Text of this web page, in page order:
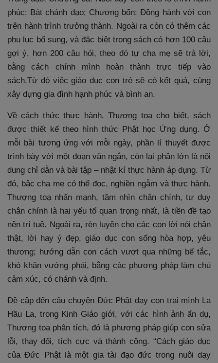
phúc: Bát chánh đạo; Chương bốn: Đồng hành với con
trên hành trình trưởng thành. Ngoài ra còn có thêm các
phụ lục bổ sung, và đặc biệt trong sách có hơn 100 câu
gợi ý, hơn 200 câu hỏi, theo đó tự cha mẹ sẽ trả lời,
bằng cách chính mình hoàn thành trực tiếp vào
sách.Từ đó việc giáo dục con trẻ sẽ có kết quả, cùng
xây dựng gia đình hạnh phúc và bình an.
Về cách thức thực hành, Thượng toạ cho biết, sách
được thiết kế theo hình thức Phật học Ứng dụng. Ở
mỗi bài tương ứng với mỗi ngày, phần lí thuyết được
trình bày với một đoạn văn ngắn, còn lại phần lớn là nội
dung chỉ dẫn và bài tập – nhật kí thực hành áp dụng. Từ
đó, bậc cha mẹ có thể đọc, nghiền ngẫm và thực hành.
Thượng toạ nhấn mạnh, tầm nhìn chân chính, tư duy
chân chính là hai yếu tố quan trọng nhất, là tiền đề tạo
nên trí tuệ. Ngoài ra, rèn luyện cho các con lời nói chân
thật, lời hay ý đẹp, giáo dục con sống hòa hợp, yêu
thương; hướng dẫn con cách vượt qua những bế tắc,
khó khăn vướng phải, bằng các phương pháp làm chủ
cảm xúc, có chánh và định.
Đề cập đến câu chuyện Đức Phật dạy con trai mình La
Hầu La, trong Kinh Giáo giới, với các hình ảnh ẩn dụ,
Thượng toạ phân tích, đó là phương pháp giúp con sửa
lỗi, thay đổi, tích cực và thành công. “Cách giáo dục
của Đức Phật là một gia tài đạo đức trong nuôi dạy